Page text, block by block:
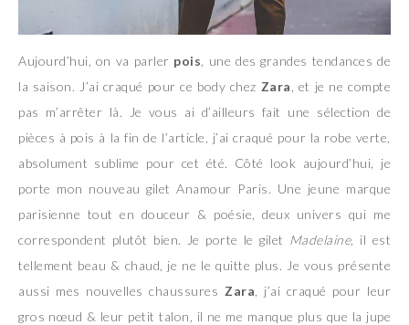
Aujourd’hui, on va parler pois , une des grandes tendances de
la saison. J’ai craqué pour ce body chez Zara , et je ne compte
pas m’arrêter là. Je vous ai d’ailleurs fait une sélection de
pièces à pois à la fin de l’article, j’ai craqué pour la robe verte,
absolument sublime pour cet été. Côté look aujourd’hui, je
porte mon nouveau gilet Anamour Paris. Une jeune marque
parisienne tout en douceur & poésie, deux univers qui me
correspondent plutôt bien. Je porte le gilet Madelaine, il est
tellement beau & chaud, je ne le quitte plus. Je vous présente
aussi mes nouvelles chaussures Zara , j’ai craqué pour leur
gros nœud & leur petit talon, il ne me manque plus que la jupe